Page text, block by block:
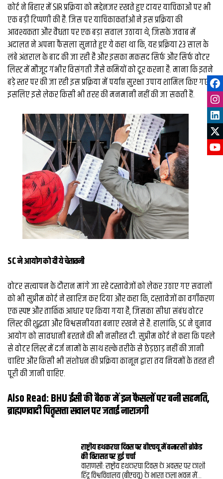
कोर्ट ने बिहार में SIR प्रक्रिया को मद्देनजर रखते हुए दायर याचिकाओं पर भी
एक बड़ी टिप्पणी की है. जिस पर याचिकाकर्ताओं ने इस प्रक्रिया की
आवश्यकता और वैधता पर एक बड़ा सवाल उठाया थे, जिसके जवाब में
अदालत ने अपना फैसला सुनाते हुए ये कहा था कि, यह प्रक्रिया 23 साल के
लंबे अंतराल के बाद की जा रही है और इसका मकसद सिर्फ और सिर्फ वोटर
लिस्ट में मौजूद गंभीर विसंगती जैसे कमियों को दूर करना है. माना कि इतने
बड़े स्तर पर की जा रही इस प्रक्रिया में पर्याप्त सुरक्षा उपाय शामिल किए गए हैं,
इसलिए इसे लेकर किसी भी तरह की मनमानी नहीं की जा सकती हैं.
SC ने आयोग को दी ये चेतावनी
वोटर सत्यापन के दौरान मांगे जा रहे दस्तावेजों को लेकर उठाए गए सवालों
को भी सुप्रीम कोर्ट ने खारिज कर दिया और कहा कि, दस्तावेजों का वर्गीकरण
एक स्पष्ट और तार्किक आधार पर किया गया है, जिसका सीधा संबंध वोटर
लिस्ट की शुद्धता और विश्वसनीयता बनाए रखने से है. हालांकि, SC ने चुनाव
आयोग को सावधानी बरतने की भी नसीहत दी. सुप्रीम कोर्ट ने कहा कि पहले
से वोटर लिस्ट में दर्ज नामों के साथ हल्के तरीके से छेड़छाड़ नहीं की जानी
चाहिए और किसी भी संशोधन की प्रक्रिया कानून द्वारा तय नियमों के तहत ही
पूरी की जानी चाहिए.
Also Read:BHU ईसी की बैठक में इन फैसलों पर बनी सहमति,
ब्राह्मणवादी पितृसत्ता सवाल पर जताई नाराजगी
राष्ट्रीय हथकरघा दिवस पर बीएचयू में बनारसी ब्रोकेड
की विरासत पर हुई चर्चा
वाराणसी: राष्ट्रीय हथकरघा दिवस के अवसर पर काशी
हिंदू विश्वविद्यालय (बीएचयू) के भारत कला भवन में